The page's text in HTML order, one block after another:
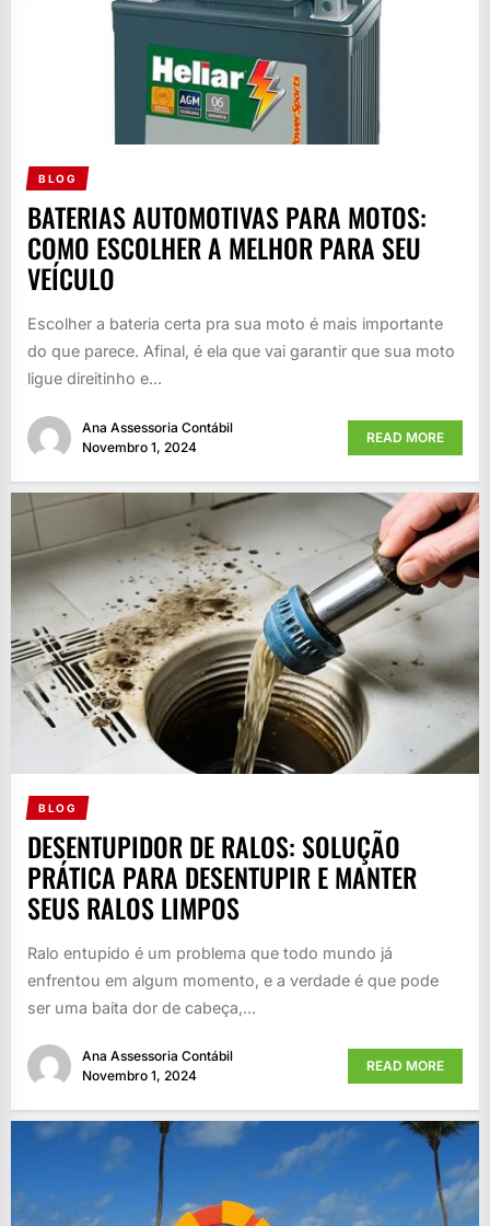
BLOG
BATERIAS AUTOMOTIVAS PARA MOTOS:
COMO ESCOLHER A MELHOR PARA SEU
VEÍCULO
Escolher a bateria certa pra sua moto é mais importante
do que parece. Afinal, é ela que vai garantir que sua moto
ligue direitinho e...
Ana Assessoria Contábil
Novembro 1, 2024
READ MORE
BLOG
DESENTUPIDOR DE RALOS: SOLUÇÃO
PRÁTICA PARA DESENTUPIR E MANTER
SEUS RALOS LIMPOS
Ralo entupido é um problema que todo mundo já
enfrentou em algum momento, e a verdade é que pode
ser uma baita dor de cabeça,...
Ana Assessoria Contábil
Novembro 1, 2024
READ MORE